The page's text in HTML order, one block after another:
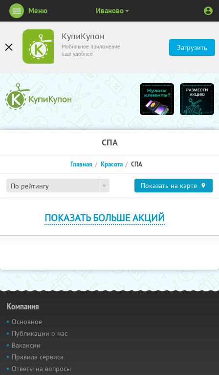
КупиКупон
Мобильное приложение
ещё удобнее
Загрузить
Меню Иваново
СПА
По рейтингу
Главная Красота СПА
Показать на карте
ПОКАЗАТЬ БОЛЬШЕ АКЦИЙ
Компания
Основное
Публикации о нас
Вакансии
Правила сервиса
Ответы на вопросы